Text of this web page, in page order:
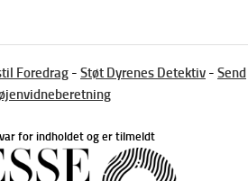
Foredrag - Støt Dyrenes Detektiv - Send
for indholdet og er tilmeldt